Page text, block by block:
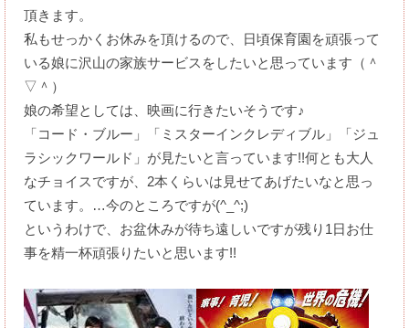
頂きます。
私もせっかくお休みを頂けるので、日頃保育園を頑張って
いる娘に沢山の家族サービスをしたいと思っています（＾
▽＾）
娘の希望としては、映画に行きたいそうです♪
「コード・ブルー」「ミスターインクレディブル」「ジュ
ラシックワールド」が見たいと言っています!!何とも大人
なチョイスですが、2本くらいは見せてあげたいなと思っ
ています。…今のところですが(^_^;)
というわけで、お盆休みが待ち遠しいですが残り1日お仕
事を精一杯頑張りたいと思います!!